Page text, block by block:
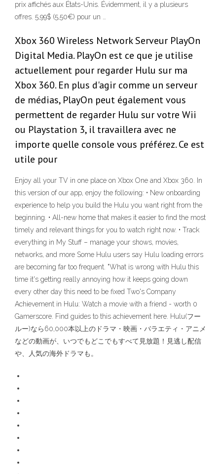
prix affichés aux États-Unis. Évidemment, il y a plusieurs
offres. 5,99$ (5,50€) pour un …
Xbox 360 Wireless Network Serveur PlayOn
Digital Media. PlayOn est ce que je utilise
actuellement pour regarder Hulu sur ma
Xbox 360. En plus d'agir comme un serveur
de médias, PlayOn peut également vous
permettent de regarder Hulu sur votre Wii
ou Playstation 3, il travaillera avec ne
importe quelle console vous préférez. Ce est
utile pour
Enjoy all your TV in one place on Xbox One and Xbox 360. In
this version of our app, enjoy the following: • New onboarding
experience to help you build the Hulu you want right from the
beginning. • All-new home that makes it easier to find the most
timely and relevant things for you to watch right now. • Track
everything in My Stuff – manage your shows, movies,
networks, and more Some Hulu users say Hulu loading errors
are becoming far too frequent. "What is wrong with Hulu this
time it's getting really annoying how it keeps going down
every other day this need to be fixed Two's Company
Achievement in Hulu: Watch a movie with a friend - worth 0
Gamerscore. Find guides to this achievement here. Hulu(フー
ルー)なら60,000本以上のドラマ・映画・バラエティ・アニメ
などの動画が、いつでもどこでもすべて見放題！見逃し配信
や、人気の海外ドラマも。